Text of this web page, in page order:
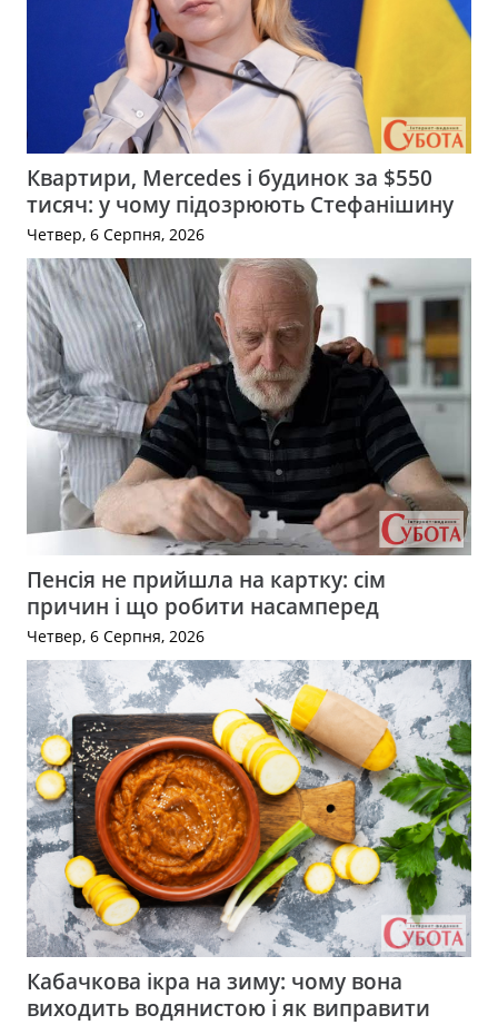
Квартири, Mercedes і будинок за $550
тисяч: у чому підозрюють Стефанішину
Четвер, 6 Серпня, 2026
Пенсія не прийшла на картку: сім
причин і що робити насамперед
Четвер, 6 Серпня, 2026
Кабачкова ікра на зиму: чому вона
виходить водянистою і як виправити